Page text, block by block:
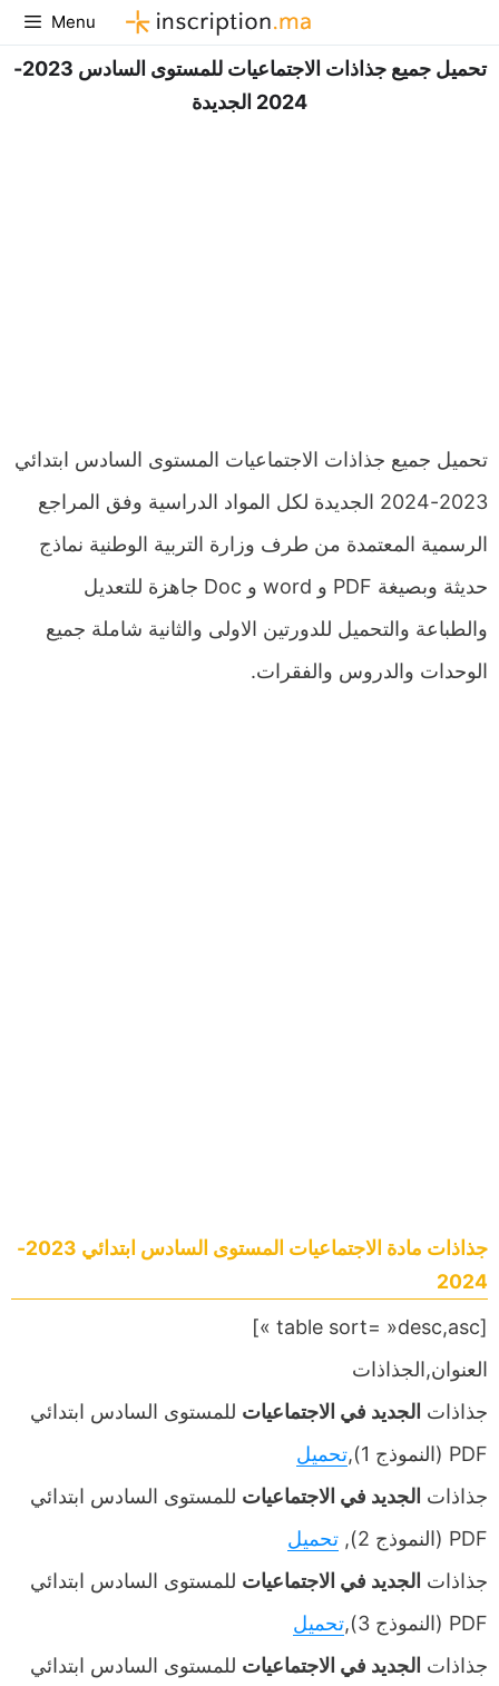
Aller
au
contenu
Menu
تحميل جميع جذاذات الاجتماعيات للمستوى السادس 2023-
2024 الجديدة
تحميل جميع جذاذات الاجتماعيات المستوى السادس ابتدائي
2023-2024 الجديدة لكل المواد الدراسية وفق المراجع
الرسمية المعتمدة من طرف وزارة التربية الوطنية نماذج
حديثة وبصيغة PDF و word و Doc جاهزة للتعديل
والطباعة والتحميل للدورتين الاولى والثانية شاملة جميع
الوحدات والدروس والفقرات.
جذاذات مادة الاجتماعيات المستوى السادس ابتدائي 2023-
2024
[table sort= »desc,asc »]
العنوان,الجذاذات
جذاذات الجديد في الاجتماعيات للمستوى السادس ابتدائي
PDF (النموذج 1),
تحميل
جذاذات الجديد في الاجتماعيات للمستوى السادس ابتدائي
PDF (النموذج 2),
تحميل
جذاذات الجديد في الاجتماعيات للمستوى السادس ابتدائي
PDF (النموذج 3),
تحميل
جذاذات الجديد في الاجتماعيات للمستوى السادس ابتدائي